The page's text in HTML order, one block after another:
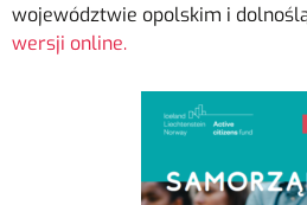
województwie opolskim i
wersji online.